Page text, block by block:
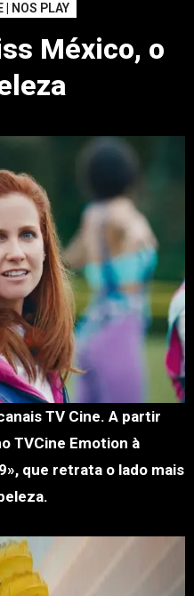
| NOS PLAY
México, o
TVCine Emotion à
que retrata o lado mais